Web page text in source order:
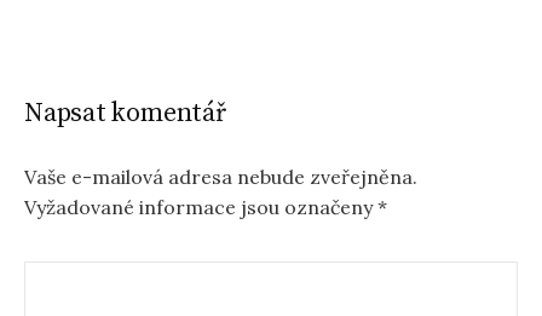
Napsat komentář
Vaše e-mailová adresa nebude zveřejněna.
Vyžadované informace jsou označeny*